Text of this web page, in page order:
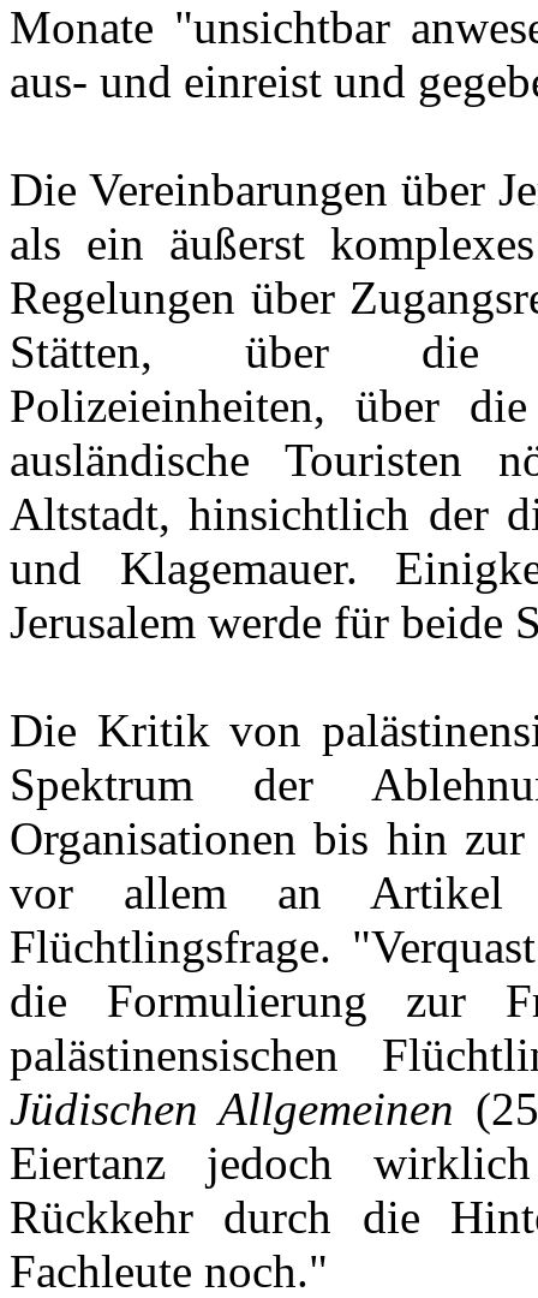
Monate "unsichtbar
aus- und einreist und
Die Vereinbarungen über
als ein äußerst
Regelungen über
Stätten, über die
Polizeieinheiten, über
ausländische Touristen
Altstadt, hinsichtlich der
und Klagemauer.
Jerusalem werde für beide
Die Kritik von
Spektrum der
Organisationen bis hin
vor allem an Artikel
Flüchtlingsfrage.
die Formulierung zur
palästinensischen
Jüdischen Allgemeinen
Eiertanz jedoch
Rückkehr durch die
Fachleute noch."